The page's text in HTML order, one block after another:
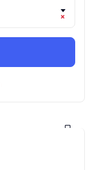
×